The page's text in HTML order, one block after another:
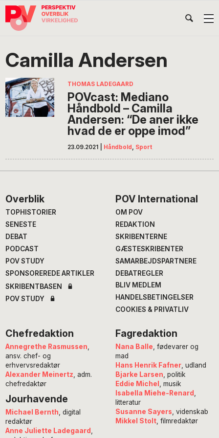
Gå
direkte
navigation
Skip
indhold
Gå
direkte
POV
International
Camilla Andersen
THOMAS LADEGAARD
POVcast: Mediano
Håndbold – Camilla
Andersen: “De aner ikke
hvad de er oppe imod”
23.09.2021 Håndbold , Sport
Footer
Overblik
TOPHISTORIER
SENESTE
DEBAT
PODCAST
POV STUDY
SPONSOREREDE ARTIKLER
SKRIBENTBASEN
POV STUDY
POV International
OM POV
REDAKTION
SKRIBENTERNE
GÆSTESKRIBENTER
SAMARBEJDSPARTNERE
DEBATREGLER
BLIV MEDLEM
HANDELSBETINGELSER
COOKIES & PRIVATLIV
Chefredaktion
Annegrethe Rasmussen
ansv. chef- og
erhvervsredaktør
Alexander Meinertz , adm.
chefredaktør
Jourhavende
Michael Bernth , digital
redaktør
Anne Juliette Ladegaard
Fagredaktion
Nana Balle , fødevarer og
mad
Hans Henrik Fafner, udland
Bjarke Larsen , politik
Eddie Michel
, musik
Isabella Miehe-Renard
litteratur
Susanne Sayers , videnskab
Mikkel Stolt, filmredaktør